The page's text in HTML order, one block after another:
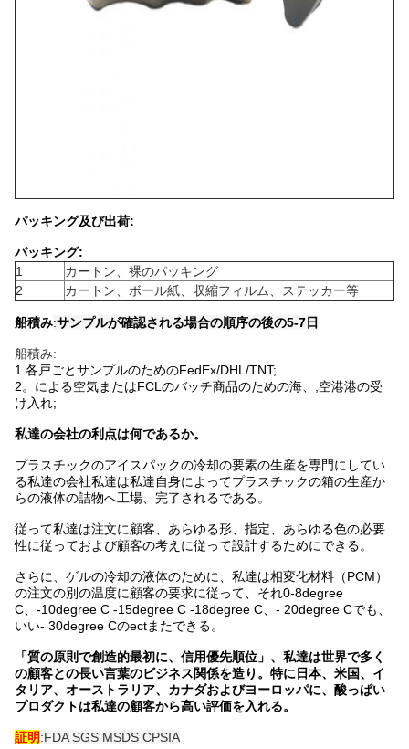
パッキング及び出荷:
パッキング:
1
カートン、裸のパッキング
2
カートン、ボール紙、収縮フィルム、ステッカー等
船積み:サンプルが確認される場合の順序の後の5-7日
船積み:
1.各戸ごとサンプルのためのFedEx/DHL/TNT;
2。による空気またはFCLのバッチ商品のための海、;空港港の受
け入れ;
私達の会社の利点は何であるか。
プラスチックのアイスパックの冷却の要素の生産を専門にしてい
る私達の会社私達は私達自身によってプラスチックの箱の生産か
らの液体の詰物へ工場、完了されるである。
従って私達は注文に顧客、あらゆる形、指定、あらゆる色の必要
性に従っておよび顧客の考えに従って設計するためにできる。
さらに、ゲルの冷却の液体のために、私達は相変化材料（PCM）
の注文の別の温度に顧客の要求に従って、それ0-8degree
C、-10degree C -15degree C -18degree C、- 20degree Cでも、
いい- 30degree Cのectまたできる。
「質の原則で創造的最初に、信用優先順位」、私達は世界で多く
の顧客との長い言葉のビジネス関係を造り。特に日本、米国、イ
タリア、オーストラリア、カナダおよびヨーロッパに、酸っぱい
プロダクトは私達の顧客から高い評価を入れる。
証明:FDA SGS MSDS CPSIA